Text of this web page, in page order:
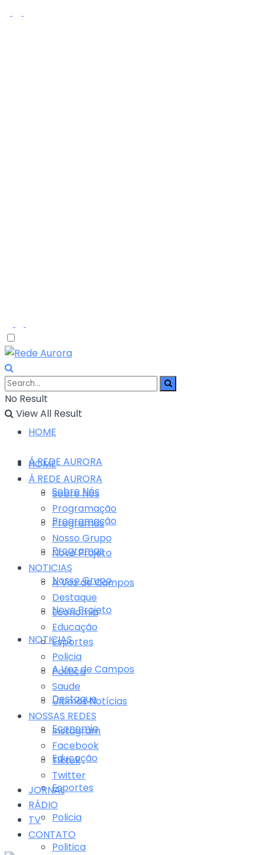
No Result
View All Result
HOME
Á REDE AURORA
Sobre Nós
Programação
Programas
Nosso Grupo
Novo Projeto
NOTICIAS
A Voz de Campos
Destaque
Economia
Educação
Esportes
Policia
Politica
HOME
Á REDE AURORA
Sobre Nós
Programação
Programas
Nosso Grupo
Novo Projeto
NOTICIAS
A Voz de Campos
Destaque
Economia
Educação
Esportes
Policia
Politica
Saude
Últimas Notícias
NOSSAS REDES
Instagram
Facebook
Tiktok
Twitter
JORNAL
RÁDIO
TV
CONTATO